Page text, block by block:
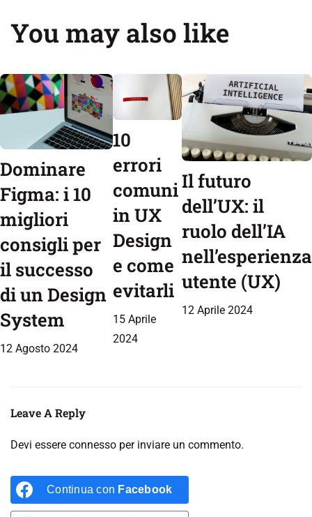
per tutti
successo di
System
You may also like
Dominare
Figma: i 10
migliori
consigli per
il successo
di un Design
System
12 Agosto 2024
10
errori
comuni
in UX
Design
e come
evitarli
15 Aprile
2024
Il futuro
dell’UX: il
ruolo dell’IA
nell’esperienza
utente (UX)
12 Aprile 2024
Leave A Reply
Devi essere connesso per inviare un commento.
Continua con Facebook